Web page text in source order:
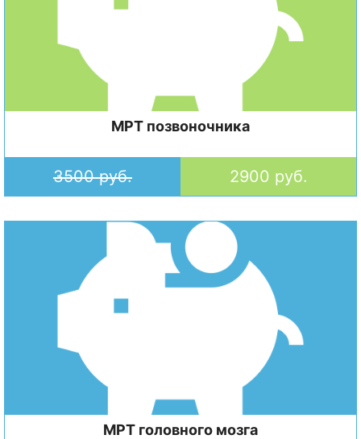
МРТ позвоночника
3500 руб. 2900 руб.
МРТ головного мозга